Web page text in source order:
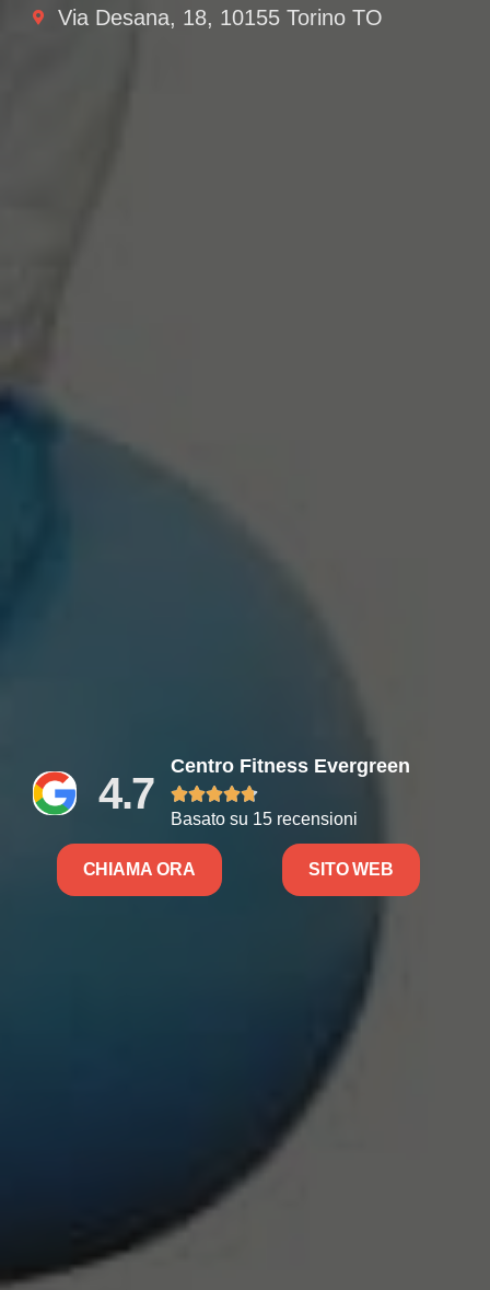
Via Desana, 18, 10155 Torino TO
4.7
Centro Fitness Evergreen

Basato su 15 recensioni
CHIAMA ORA SITO WEB